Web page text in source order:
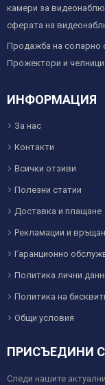
камери за
сферата на
Продажба на соларно
Прожектори и челници
ИНФОРМАЦИЯ
За нас
Контакти
Всички отзиви
Полезни статии
Доставка и плащане
Рекламации и
Гаранционно
Политика лични
Политика на
Общи условия
ПРИСЪЕДИНИ
Следи нашите